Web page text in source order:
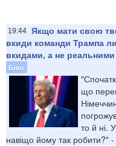
19:44 Якщо мати свою
вкиди команди Трампа
вкидами, а не
Блог
що
то й ні.
навіщо йому так робити?"